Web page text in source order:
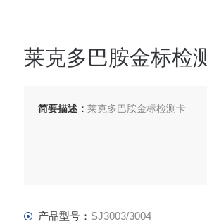
莱克多巴胺金标检
简要描述： 莱克多巴胺金标检测卡
产品型号： SJ3003/3004